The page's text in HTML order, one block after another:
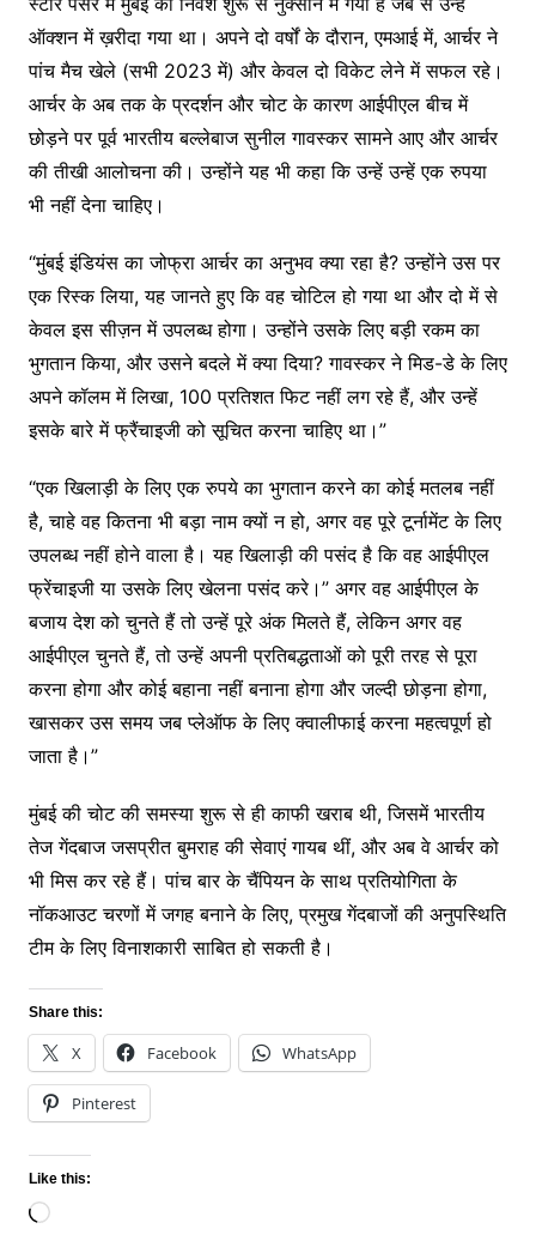
ऑक्शन में ख़रीदा गया था। अपने दो वर्षों के दौरान, एमआई में, आर्चर ने
पांच मैच खेले (सभी 2023 में) और केवल दो विकेट लेने में सफल रहे।
आर्चर के अब तक के प्रदर्शन और चोट के कारण आईपीएल बीच में
छोड़ने पर पूर्व भारतीय बल्लेबाज सुनील गावस्कर सामने आए और आर्चर
की तीखी आलोचना की। उन्होंने यह भी कहा कि उन्हें उन्हें एक रुपया
भी नहीं देना चाहिए।
“मुंबई इंडियंस का जोफ्रा आर्चर का अनुभव क्या रहा है? उन्होंने उस पर
एक रिस्क लिया, यह जानते हुए कि वह चोटिल हो गया था और दो में से
केवल इस सीज़न में उपलब्ध होगा। उन्होंने उसके लिए बड़ी रकम का
भुगतान किया, और उसने बदले में क्या दिया? गावस्कर ने मिड-डे के लिए
अपने कॉलम में लिखा, 100 प्रतिशत फिट नहीं लग रहे हैं, और उन्हें
इसके बारे में फ्रैंचाइजी को सूचित करना चाहिए था।”
“एक खिलाड़ी के लिए एक रुपये का भुगतान करने का कोई मतलब नहीं
है, चाहे वह कितना भी बड़ा नाम क्यों न हो, अगर वह पूरे टूर्नामेंट के लिए
उपलब्ध नहीं होने वाला है। यह खिलाड़ी की पसंद है कि वह आईपीएल
फ्रेंचाइजी या उसके लिए खेलना पसंद करे।” अगर वह आईपीएल के
बजाय देश को चुनते हैं तो उन्हें पूरे अंक मिलते हैं, लेकिन अगर वह
आईपीएल चुनते हैं, तो उन्हें अपनी प्रतिबद्धताओं को पूरी तरह से पूरा
करना होगा और कोई बहाना नहीं बनाना होगा और जल्दी छोड़ना होगा,
खासकर उस समय जब प्लेऑफ के लिए क्वालीफाई करना महत्वपूर्ण हो
जाता है।”
मुंबई की चोट की समस्या शुरू से ही काफी खराब थी, जिसमें भारतीय
तेज गेंदबाज जसप्रीत बुमराह की सेवाएं गायब थीं, और अब वे आर्चर को
भी मिस कर रहे हैं। पांच बार के चैंपियन के साथ प्रतियोगिता के
नॉकआउट चरणों में जगह बनाने के लिए, प्रमुख गेंदबाजों की अनुपस्थिति
टीम के लिए विनाशकारी साबित हो सकती है।
Share this:
X Facebook WhatsApp
Pinterest
Like this:
Loading…